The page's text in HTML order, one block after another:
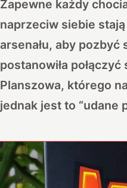
Zapewne każdy
naprzeciw siebie
arsenału, aby pozbyć
postanowiła
Planszowa, którego
jednak jest to “udane